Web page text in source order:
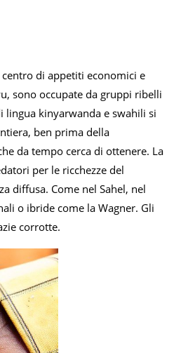
di appetiti economici e
sono occupate da gruppi ribelli
lingua kinyarwanda e swahili si
ben prima della
da tempo cerca di ottenere. La
per le ricchezze del
diffusa. Come nel Sahel, nel
o ibride come la Wagner. Gli
corrotte.